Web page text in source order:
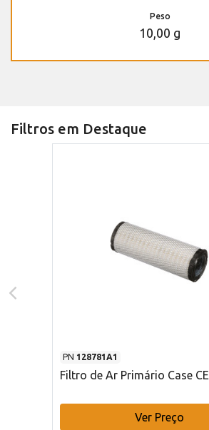
Peso
10,00 g
Filtros em Destaque
PN 128781A1
Filtro de Ar Primário Case CE
Ver Preço